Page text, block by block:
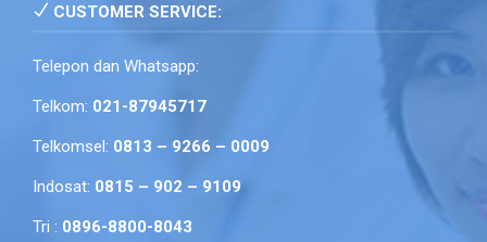
CUSTOMER SERVICE:
Telepon dan Whatsapp:
Telkom: 021-87945717
Telkomsel: 0813 – 9266 – 0009
Indosat: 0815 – 902 – 9109
Tri : 0896-8800-8043